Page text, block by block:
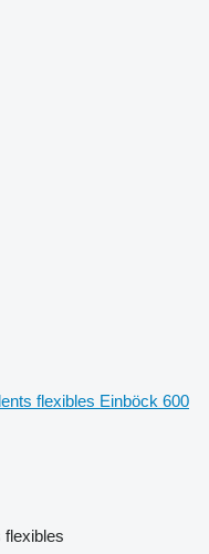
flexibles Einböck 600
flexibles